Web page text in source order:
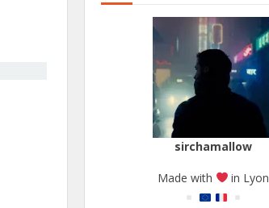
sirchamallow
Made with in Lyon